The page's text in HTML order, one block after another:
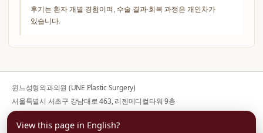
후기는 환자 개별 경험이며, 수술 결과·회복 과정은 개인차가
있습니다.
윈느성형외과의원 (UNE Plastic Surgery)
서울특별시 서초구 강남대로 463, 리젠메디컬타워 9층
사업자등록번호 176-44-00752
대표전화02-599-1888· 대표자 김의건
View this page in English?